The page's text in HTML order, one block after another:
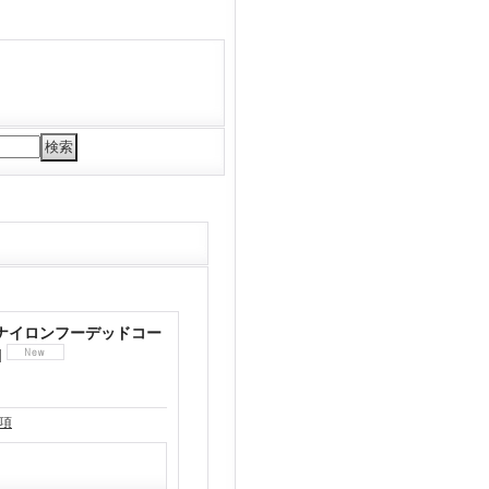
イロンフーデッドコー